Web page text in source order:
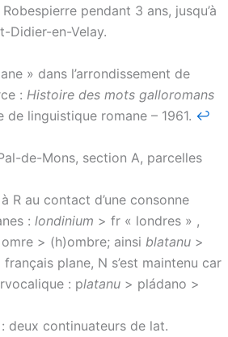
pendant 3 ans, jusqu’à
Didier-en-Velay.
» dans l’arrondissement de
: Histoire des mots galloromans
de linguistique romane – 1961. ↩︎
de-Mons, section A, parcelles
R au contact d’une consonne
: londinium > fr « londres » ,
> (h)ombre; ainsi blatanu >
plane, N s’est maintenu car
: platanu > pládano >
deux continuateurs de lat.